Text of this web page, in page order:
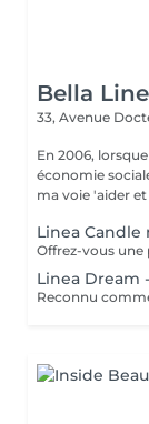
Bella
33, Avenue
En 2006,
économie
ma voie 'aider
Linea Candle
Linea Dream